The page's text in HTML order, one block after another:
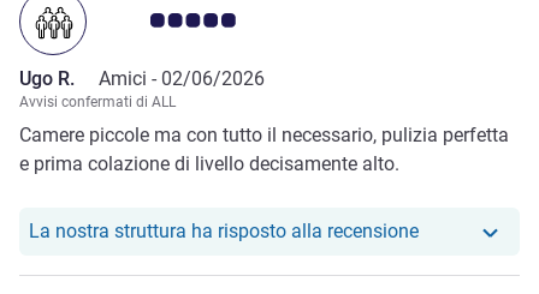
Giudizio clienti 5.0/5
Ugo R. Amici - 02/06/2026
Avvisi confermati di ALL
Camere piccole ma con tutto il necessario, pulizia perfetta
e prima colazione di livello decisamente alto.
La nostra struttura ha risposto alla recensioneIl nostro hotel